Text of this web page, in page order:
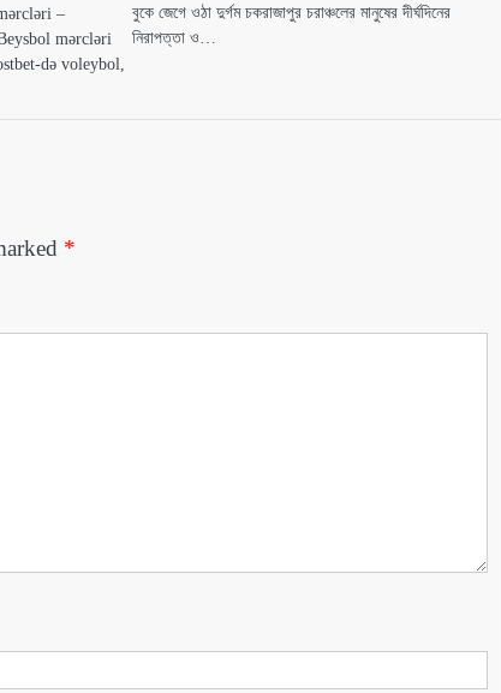
–
mərcləri
də voleybol,
বুকে জেগে ওঠা দুর্গম চকরাজাপুর চরাঞ্চলের মানুষের দীর্ঘদিনের
নিরাপত্তা ও…
*